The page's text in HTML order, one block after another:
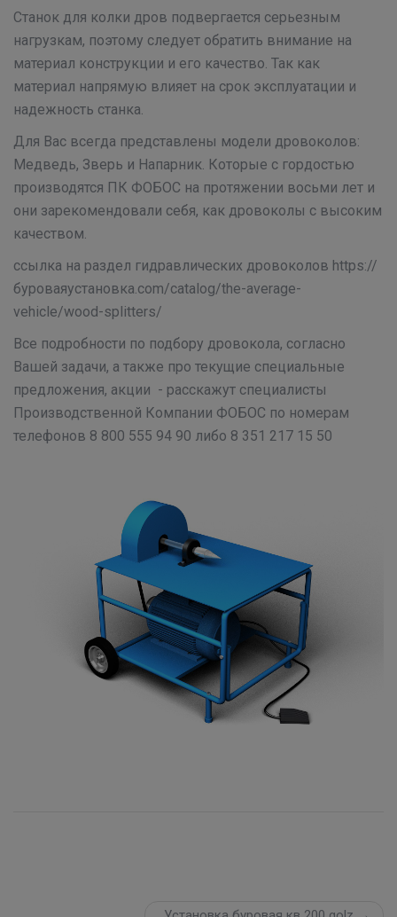
Станок для колки дров подвергается серьезным
нагрузкам, поэтому следует обратить внимание на
материал конструкции и его качество. Так как
материал напрямую влияет на срок эксплуатации и
надежность станка.
Для Вас всегда представлены модели дровоколов:
Медведь, Зверь и Напарник. Которые с гордостью
производятся ПК ФОБОС на протяжении восьми лет и
они зарекомендовали себя, как дровоколы с высоким
качеством.
ссылка на раздел гидравлических дровоколов https://
буроваяустановка.com/catalog/the-average-
vehicle/wood-splitters/
Все подробности по подбору дровокола, согласно
Вашей задачи, а также про текущие специальные
предложения, акции - расскажут специалисты
Производственной Компании ФОБОС по номерам
телефонов 8 800 555 94 90 либо 8 351 217 15 50